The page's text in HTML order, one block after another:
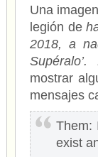
Una
legión de
2018, a
mostrar
mensajes
Them:
exist